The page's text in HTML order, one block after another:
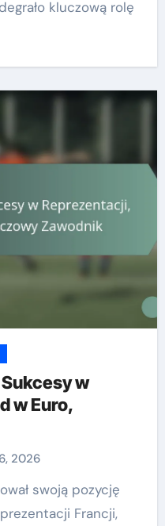
kluczową rolę
w
w Euro,
2026
Francji,